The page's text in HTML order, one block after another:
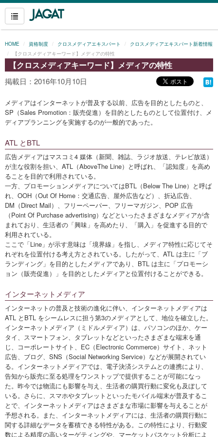
HOME 資格制度 クロスメディアエキスパート
クロスメディアエキスパート新着情報
【クロスメディアキーワード】メディアの特性
【クロスメディアキーワード】メディアの特性
掲載日：2016年10月10日
メディアはインターネットが普及する以前、広告を目的としたものと、
SP（Sales Promotion：販売促進）を目的としたものとして位置付け、メ
ディアプランニングを実施するのが一般的であった。
ATL とBTL
広告メディアはマスコミ4 媒体（新聞、雑誌、ラジオ放送、テレビ放送）
が主な役割を担い、ATL（AboveThe Line）と呼ばれ、「認知度」を高め
ることを目的で利用されている。
一方、プロモーションメディアについてはBTL（Below The Line）と呼ば
れ、OOH（Out Of Home：交通広告、屋外広告など）、折込広告、
DM（Direct Mail）、フリーペーパー、フリーマガジン、POP 広告
（Point Of Purchase advertising）などといったさまざまなメディアが含
まれており、生活者の「興味」を高めたり、「購入」を促進する目的で
利用されている。
ここで「Line」が示す意味は「境界線」を指し、メディア特性に応じてそ
れぞれを位置付ける考え方とされている。したがって、ATL は主に「ブ
ランディング」を目的としたメディアであり、BTL は主に「プロモーシ
ョン（販売促進）」を目的としたメディアと位置付けることができる。
インターネットメディア
インターネットの普及と技術の進化に伴い、インターネットメディアは
ATL とBTL をシームレスに担う第3のメディアとして、地位を確立した。
インターネットメディア（ミドルメディア）は、パソコンのほか、ケー
タイ、スマートフォン、タブレットなどといったさまざまな端末を通
じ、コーポレートサイト、EC（Electronic Commerce）サイト、ネット
広告、ブログ、SNS（Social Networking Service）などが展開されてい
る。インターネットメディアでは、電子決済システムとの連携により、
告知から販売に至る処理をワンストップで提供することが可能になっ
た。昨今では物流にも影響を与え、生活者の購買行動に変化も及ぼして
いる。さらに、スマホやタブレットといったモバイル端末が普及するこ
とで、インターネットメディアはさまざまな市場に影響を与えることが
予想される。また、インターネットメディアには、生活者の購買行動に
関する詳細なデータを蓄積できる特性がある。この特性により、行動変
数による精度の高いターゲティングや、マーケットバスケット分析によ